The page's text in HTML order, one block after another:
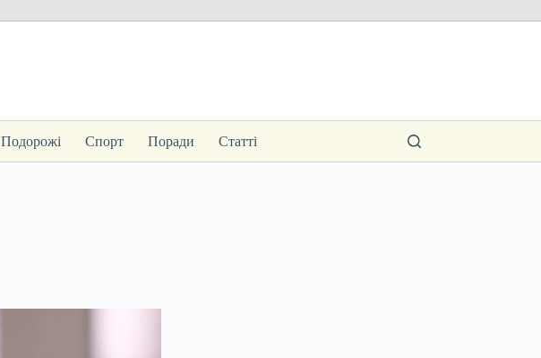
Подорожі Спорт Поради Статті